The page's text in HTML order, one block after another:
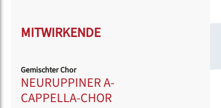
MITWIRKENDE
Gemischter Chor
NEURUPPINER A-
CAPPELLA-CHOR